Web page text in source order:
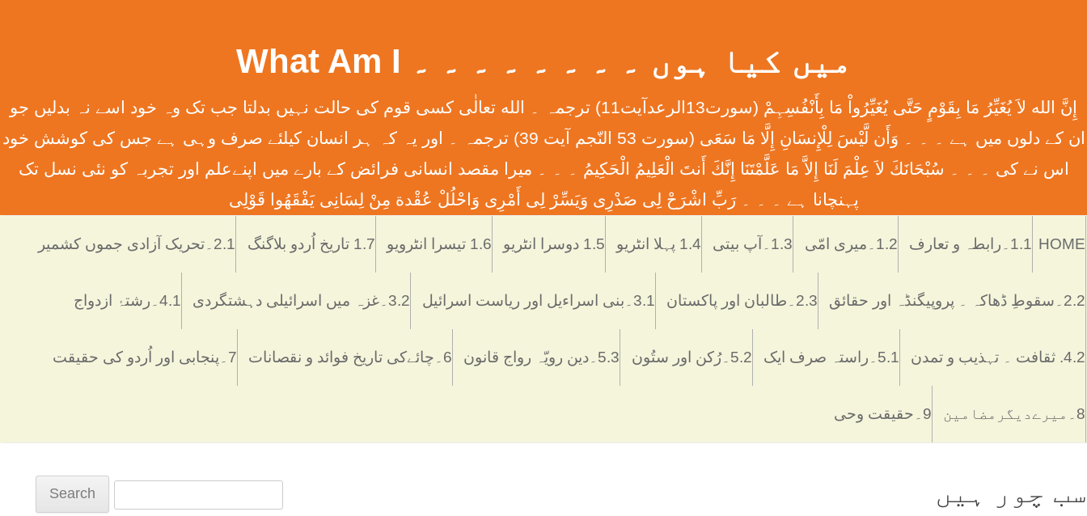
میں کیا ہوں ۔ ۔ ۔ ۔ ۔ ۔ ۔ ۔ What Am I
إِنَّ الله لاَ يُغَيِّرُ مَا بِقَوْمٍ حَتَّی يُغَيِّرُواْ مَا بِأَنْفُسِہِمْ (سورت13الرعدآیت11) ترجمہ ۔ الله تعالٰی کسی قوم کی حالت نہیں بدلتا جب تک وہ خود اسے نہ بدلیں جو
ان کے دلوں میں ہے ۔ ۔ ۔ وَأَن لَّيْسَ لِلْإِنسَانِ إِلَّا مَا سَعَی (سورت 53 النّجم آیت 39) ترجمہ ۔ اور یہ کہ ہر انسان کیلئے صرف وہی ہے جس کی کوشش خود
اس نے کی ۔ ۔ ۔ سُبْحَانَكَ لاَ عِلْمَ لَنَا إِلاَّ مَا عَلَّمْتَنَا إِنَّكَ أَنتَ الْعَلِيمُ الْحَكِيمُ ۔ ۔ ۔ ميرا مقصد انسانی فرائض کے بارے میں اپنےعلم اور تجربہ کو نئی نسل تک
پہنچانا ہے ۔ ۔ ۔ رَبِّ اشْرَحْ لِی صَدْرِی وَيَسِّرْ لِی أَمْرِی وَاحْلُلْ عُقْدة مِنْ لِسَانِی يَفْقَھُوا قَوْلِی
to
content
HOME 1.1۔رابطہ و تعارف 1.2۔میری امّی 1.3۔آپ بیتی 1.4 پہلا انٹریو 1.5 دوسرا انٹریو 1.6 تیسرا انٹرویو 1.7 تاریخ اُردو بلاگنگ 2.1۔تحریک آزادی جموں کشمیر
2.2۔سقوطِ ڈھاکہ ۔ پروپیگنڈہ اور حقائق 2.3۔طالبان اور پاکستان 3.1۔بنی اسراءیل اور ریاست اسرائیل 3.2۔غزہ ميں اسرائيلی دہشتگردی 4.1۔رشتۂ ازدواج
4.2. ثقافت ۔ تہذیب و تمدن 5.1۔راستہ صرف ایک 5.2۔رُکن اور ستُون 5.3۔دین رویّہ رواج قانون 6۔چائےکی تاریخ فوائد و نقصانات 7۔پنجابی اور اُردو کی حقیقت
8۔میرےدیگرمضامین 9۔حقیقت وحی
سب چور ہیں